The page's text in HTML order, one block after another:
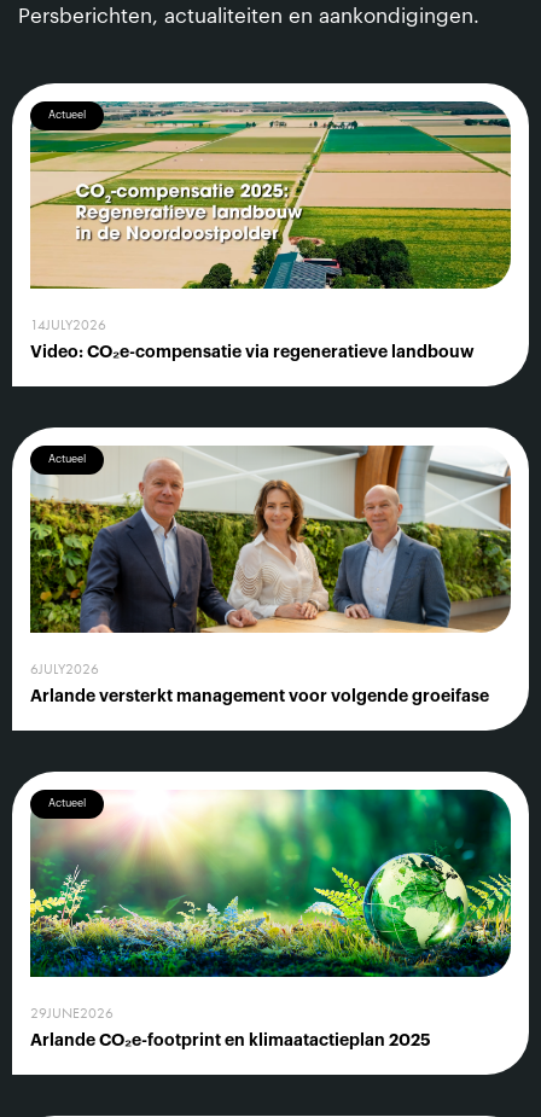
Persberichten, actualiteiten en aankondigingen.
Actueel
14JULY2026
Video: CO₂e-compensatie via regeneratieve landbouw
Actueel
6JULY2026
Arlande versterkt management voor volgende groeifase
Actueel
29JUNE2026
Arlande CO₂e-footprint en klimaatactieplan 2025